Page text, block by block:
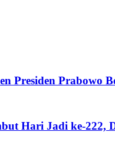
Presiden Prabowo
Hari Jadi ke-222,